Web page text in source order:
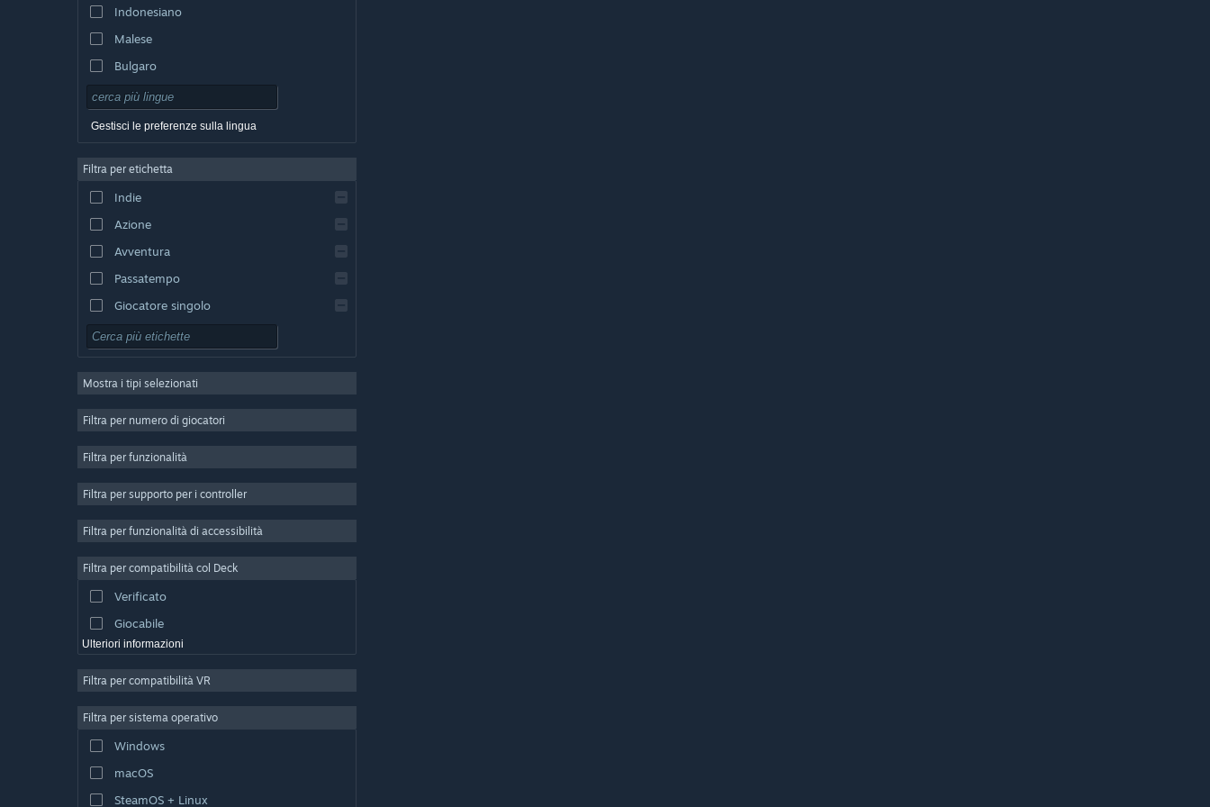
Indonesiano
Malese
Bulgaro
Ceco
Danese
Inglese
Spagnolo - Spagna
Spagnolo - America Latina
Gestisci le preferenze sulla lingua
Filtra per etichetta
Indie
Azione
Avventura
Passatempo
Giocatore singolo
Simulazione
Strategia
Free-to-Play
Pieni di colore
Esplorazione
Mostra i tipi selezionati
Filtra per numero di giocatori
Filtra per funzionalità
Filtra per supporto per i controller
Filtra per funzionalità di accessibilità
Filtra per compatibilità col Deck
Verificato
Giocabile
Ulteriori informazioni
Filtra per compatibilità VR
Filtra per sistema operativo
Windows
macOS
SteamOS + Linux